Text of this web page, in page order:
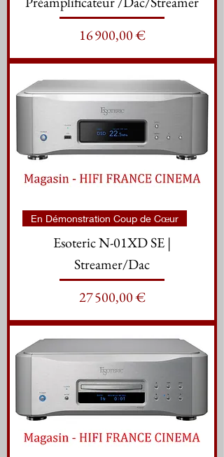
Prix
16 900,00 €
En Démonstration Coup de Cœur
Esoteric N-01XD SE |
Streamer/Dac
Prix
27 500,00 €